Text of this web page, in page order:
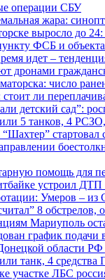
операции СБУ
жара:
выросло до
ФСБ и
идет –
дронами
число
ли
детский сад”:
5 танков, 4 РСЗО,
стартовал
помощь для
устроил ДТП
Умеров –
8
Мариуполь
график подачи
области
танк, 4 средства
участке ЛБС